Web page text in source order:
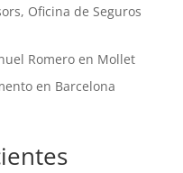
Oficina de Seguros
Romero en Mollet
en Barcelona